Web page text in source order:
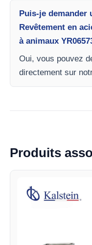
Puis-je demander
Revêtement en
à animaux
Oui, vous pouvez
directement sur
Produits